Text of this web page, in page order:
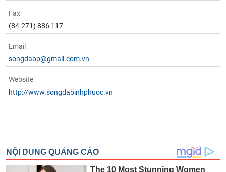
Fax
(84.271) 886 117
Email
songdabp@gmail.com.vn
Website
http://www.songdabinhphuoc.vn
Tất cả
tức
(-)
viết
Báo
cáo